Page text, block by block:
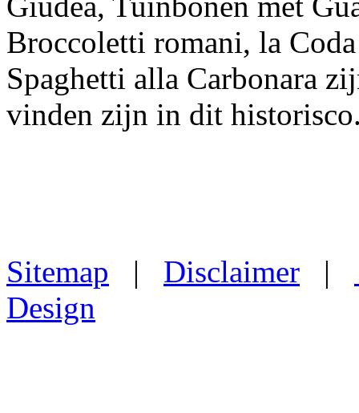
Broccoletti romani, la
Spaghetti alla Carbonara
vinden zijn in dit
Sitemap | Disclaimer |
Design